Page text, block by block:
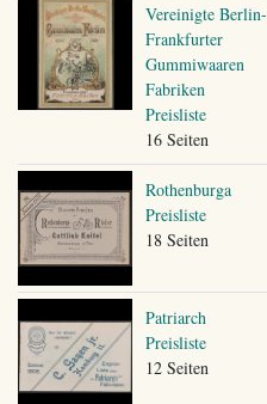
Vereinigte Berlin-
Frankfurter
Gummiwaaren
Fabriken
Preisliste
16 Seiten
Rothenburga
Preisliste
18 Seiten
Patriarch
Preisliste
12 Seiten